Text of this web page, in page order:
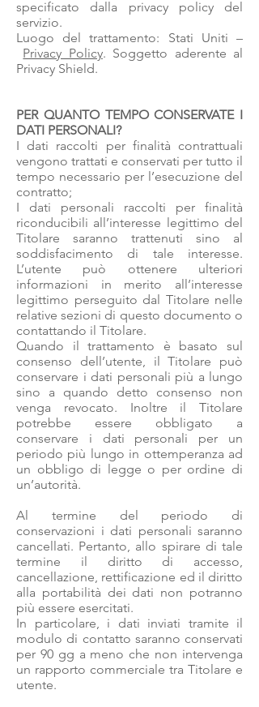
specificato dalla privacy policy del
servizio.
Luogo del trattamento: Stati Uniti –
Privacy Policy. Soggetto aderente al
Privacy Shield.
PER QUANTO TEMPO CONSERVATE I
DATI PERSONALI?
I dati raccolti per finalità contrattuali
vengono trattati e conservati per tutto il
tempo necessario per l’esecuzione del
contratto;
I dati personali raccolti per finalità
riconducibili all’interesse legittimo del
Titolare saranno trattenuti sino al
soddisfacimento di tale interesse.
L’utente può ottenere ulteriori
informazioni in merito all’interesse
legittimo perseguito dal Titolare nelle
relative sezioni di questo documento o
contattando il Titolare.
Quando il trattamento è basato sul
consenso dell’utente, il Titolare può
conservare i dati personali più a lungo
sino a quando detto consenso non
venga revocato. Inoltre il Titolare
potrebbe essere obbligato a
conservare i dati personali per un
periodo più lungo in ottemperanza ad
un obbligo di legge o per ordine di
un’autorità.
Al termine del periodo di
conservazioni i dati personali saranno
cancellati. Pertanto, allo spirare di tale
termine il diritto di accesso,
cancellazione, rettificazione ed il diritto
alla portabilità dei dati non potranno
più essere esercitati.
In particolare, i dati inviati tramite il
modulo di contatto saranno conservati
per 90 gg a meno che non intervenga
un rapporto commerciale tra Titolare e
utente.